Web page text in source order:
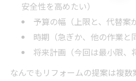
安全性を高めたい）
予算の幅（上限と、代替案
時期（急ぎか、他の作業と
将来計画（今回は最小限、
なんでもリフォームの提案は複数